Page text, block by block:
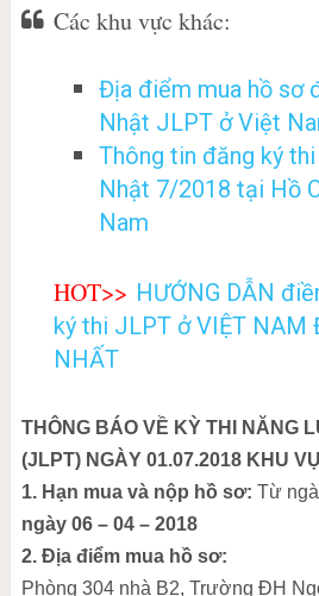
Các khu vực khác:
Địa điểm mua hồ sơ
Nhật JLPT ở Việt
Thông tin đăng ký
Nhật 7/2018 tại Hồ
Nam
HOT>> HƯỚNG DẪN
ký thi JLPT ở VIỆT NAM
NHẤT
THÔNG BÁO VỀ KỲ THI NĂNG
(JLPT) NGÀY 01.07.2018 KHU
1. Hạn mua và nộp hồ sơ: Từ
ngày 06 – 04 – 2018
2. Địa điểm mua hồ sơ:
Phòng 304 nhà B2, Trường ĐH